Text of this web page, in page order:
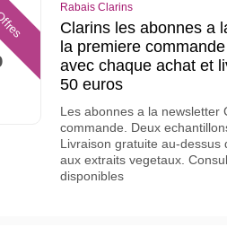
Rabais Clarins
Clarins les abonnes a
la premiere
avec chaque achat et
50 euros
Les abonnes a la newsletter
commande. Deux
Livraison gratuite au-dessus
aux extraits vegetaux.
disponibles